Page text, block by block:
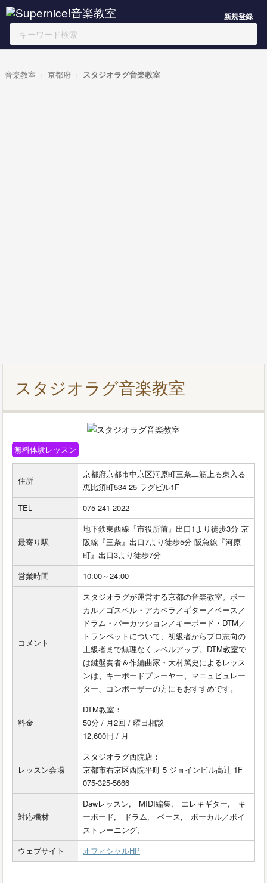
新規登録
音楽教室 京都府 スタジオラグ音楽教室
スタジオラグ音楽教室
無料体験レッスン
住所
京都府京都市中京区河原町三条二筋上る東入る
恵比須町534-25 ラグビル1F
TEL
075-241-2022
最寄り駅
地下鉄東西線『市役所前』出口1より徒歩3分 京
阪線『三条』出口7より徒歩5分 阪急線『河原
町』出口3より徒歩7分
営業時間
10:00～24:00
コメント
スタジオラグが運営する京都の音楽教室。ボー
カル／ゴスペル・アカペラ／ギター／ベース／
ドラム・パーカッション／キーボード・DTM／
トランペットについて、初級者からプロ志向の
上級者まで無理なくレベルアップ。DTM教室で
は鍵盤奏者＆作編曲家・大村篤史によるレッス
ンは、キーボードプレーヤー、マニュピュレー
ター、コンポーザーの方にもおすすめです。
料金
DTM教室：
50分 / 月2回 / 曜日相談
12,600円 / 月
レッスン会場
スタジオラグ西院店：
京都市右京区西院平町 5 ジョインビル高辻 1F
075-325-5666
対応機材
Dawレッスン, MIDI編集, エレキギター, キ
ーボード, ドラム, ベース, ボーカル／ボイ
ストレーニング,
ウェブサイト
オフィシャルHP